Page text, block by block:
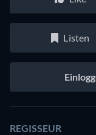
Listen
REGISSEUR